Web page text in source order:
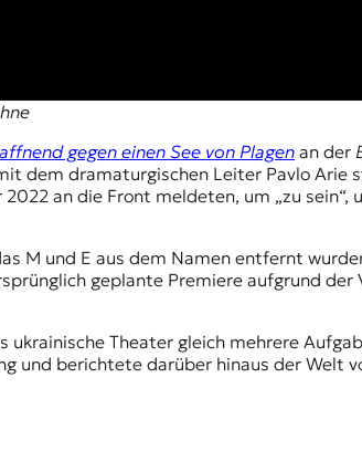
gegen einen See von Plagen an der
dem dramaturgischen Leiter Pavlo Arie
an die Front meldeten, um „zu sein“,
M und E aus dem Namen entfernt
geplante Premiere aufgrund der
Theater gleich mehrere
und berichtete darüber hinaus der Welt